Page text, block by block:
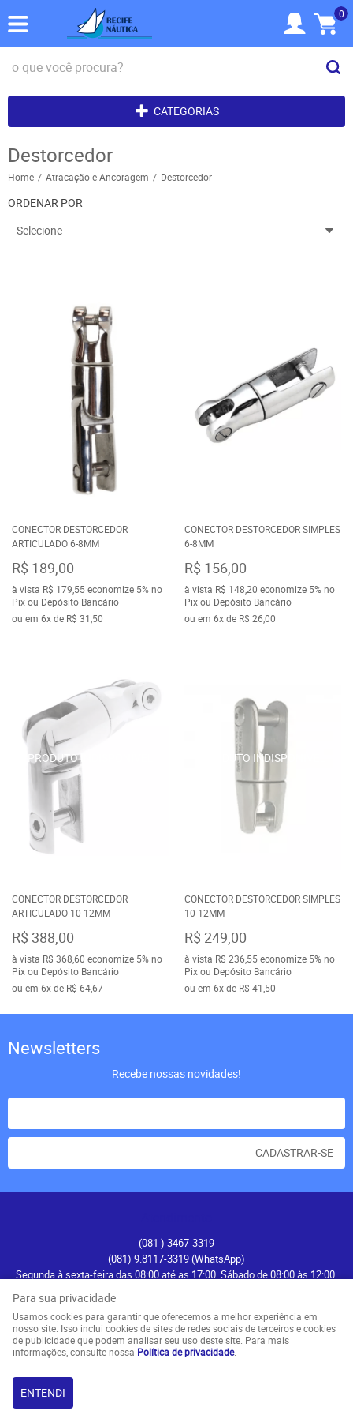
0
CATEGORIAS
Destorcedor
Home Atracação e Ancoragem Destorcedor
ORDENAR POR
Selecione
CONECTOR DESTORCEDOR
ARTICULADO 6-8MM
R$ 189,00
à vista R$ 179,55economize 5%no
Pix ou Depósito Bancário
ou em 6xde R$ 31,50
CONECTOR DESTORCEDOR SIMPLES
6-8MM
R$ 156,00
à vista R$ 148,20 economize 5%no
Pix ou Depósito Bancário
ou em 6xde R$ 26,00
CONECTOR DESTORCEDOR
ARTICULADO 10-12MM
R$ 388,00
à vista R$ 368,60 economize 5%no
Pix ou Depósito Bancário
ou em 6xde R$ 64,67
CONECTOR DESTORCEDOR SIMPLES
10-12MM
R$ 249,00
à vista R$ 236,55economize 5%no
Pix ou Depósito Bancário
ou em 6xde R$ 41,50
Newsletters
Recebe nossas novidades!
CADASTRAR-SE
(081 ) 3467-3319
(081) 9.8117-3319(WhatsApp)
Segunda à sexta-feira das 08:00 até as 17:00. Sábado de 08:00 às 12:00.
contato@recifenautica.com.br
Endereço
Avenida Herculano Bandeira, 476-Pina, Recife -PE
CEP: 51110-131
Para sua privacidade
Usamos cookies para garantir que oferecemos a melhor experiência em
nosso site. Isso inclui cookies de sites de redes sociais de terceiros e cookies
de publicidade que podem analisar seu uso deste site. Para mais
informações, consulte nossa Política de privacidade.
ENTENDI